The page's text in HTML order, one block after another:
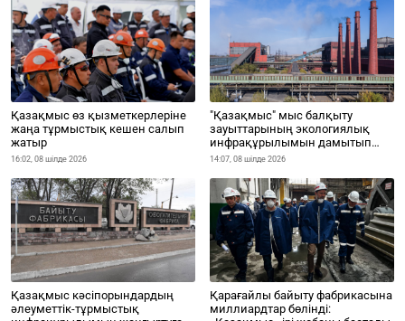
Қазақмыс өз қызметкерлеріне
жаңа тұрмыстық кешен салып
жатыр
16:02, 08 шілде 2026
"Қазақмыс" мыс балқыту
зауыттарының экологиялық
инфрақұрылымын дамытып
жатыр
14:07, 08 шілде 2026
Қазақмыс кәсіпорындардың
әлеуметтік-тұрмыстық
Қарағайлы байыту фабрикасына
миллиардтар бөлінді: